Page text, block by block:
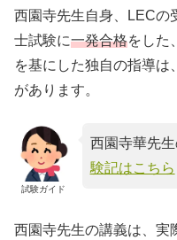
西園寺先生自身、LECの
士試験に一発合格をした
を基にした独自の指導は
があります。
試験ガイド
西園寺華先
験記はこちら
西園寺先生の講義は、実